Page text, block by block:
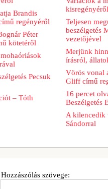
Brandis
regényéről
Péter
kötetéről
Pecsuk
– Tóth
kisregényéről
Teljesen
beszélgetés
vezetőjével
Merjünk
írásról,
Vörös vonal
Gliff című
16 percet
Beszélgetés
A kilencedik
Sándorral
Hozzászólás szövege: